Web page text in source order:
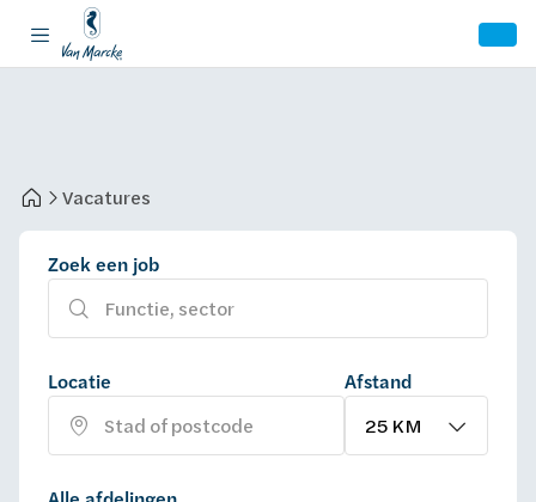
Vacatures
Zoek een job
Locatie Afstand